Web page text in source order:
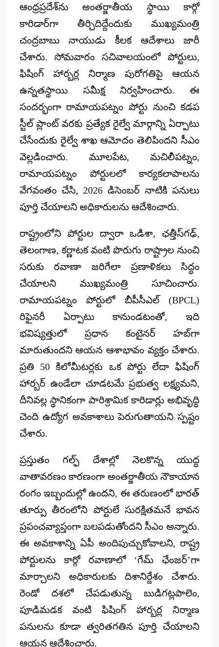
ఆంధ్రప్రదేశ్‌ను అంతర్జాతీయ స్థాయి కార్గో
కారిడార్‌గా తీర్చిదిద్దేందుకు ముఖ్యమంత్రి
చంద్రబాబు నాయుడు కీలక ఆదేశాలు జారీ
చేశారు. సోమవారం సచివాలయంలో పోర్టులు,
ఫిషింగ్ హార్బర్ల నిర్మాణ పురోగతిపై ఆయన
ఉన్నతస్థాయి సమీక్ష నిర్వహించారు. ఈ
సందర్భంగా రామాయపట్నం పోర్టు నుంచి కడప
స్టీల్ ప్లాంట్ వరకు ప్రత్యేక రైల్వే మార్గాన్ని ఏర్పాటు
చేసేందుకు రైల్వే శాఖ ఆమోదం తెలిపిందని సీఎం
వెల్లడించారు. మూలపేట, మచిలీపట్నం,
రామాయపట్నం పోర్టులలో కార్యకలాపాలను
వేగవంతం చేసి, 2026 డిసెంబర్ నాటికి పనులు
పూర్తి చేయాలని అధికారులను ఆదేశించారు.
రాష్ట్రంలోని పోర్టుల ద్వారా ఒడిశా, ఛత్తీస్‌గఢ్,
తెలంగాణ, కర్ణాటక వంటి పొరుగు రాష్ట్రాల నుంచి
సరుకు రవాణా జరిగేలా ప్రణాళికలు సిద్ధం
చేయాలని ముఖ్యమంత్రి సూచించారు.
రామాయపట్నం పోర్టులో బీపీసీఎల్ (BPCL)
రిఫైనరీ ఏర్పాటు కానుండటంతో, ఇది
భవిష్యత్తులో ప్రధాన కంటైనర్ హబ్‌గా
మారుతుందని ఆయన ఆశాభావం వ్యక్తం చేశారు.
ప్రతి 50 కిలోమీటర్లకు ఒక పోర్టు లేదా ఫిషింగ్
హార్బర్ ఉండేలా చూడటమే ప్రభుత్వ లక్ష్యమని,
దీనివల్ల స్థానికంగా పారిశ్రామిక కారిడార్లు అభివృద్ధి
చెంది ఉద్యోగ అవకాశాలు పెరుగుతాయని స్పష్టం
చేశారు.
ప్రస్తుతం గల్ఫ్ దేశాల్లో నెలకొన్న యుద్ధ
వాతావరణం కారణంగా అంతర్జాతీయ నౌకాయాన
రంగం ఇబ్బందుల్లో ఉందని, ఈ తరుణంలో భారత్
తూర్పు తీరంలోని పోర్టులే సురక్షితమనే భావన
ప్రపంచవ్యాప్తంగా బలపడుతోందని సీఎం అన్నారు.
ఈ అవకాశాన్ని ఏపీ అందిపుచ్చుకోవాలని, రాష్ట్ర
పోర్టులను కార్గో రవాణాలో ‘గేమ్ ఛేంజర్’గా
మార్చాలని అధికారులకు దిశానిర్దేశం చేశారు.
రెండో దశలో చేపడుతున్న బుడిగట్లపాలెం,
పూడిమడక వంటి ఫిషింగ్ హార్బర్ల నిర్మాణ
పనులను కూడా త్వరితగతిన పూర్తి చేయాలని
ఆయన ఆదేశించారు.